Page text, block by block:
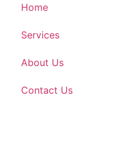
Home
Services
About Us
Contact Us